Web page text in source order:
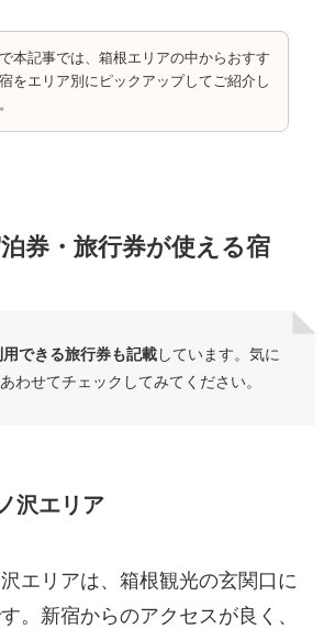
本記事では、箱根エリアの中からおすす
をエリア別にピックアップしてご紹介し
券・旅行券が使える宿
用できる旅行券も記載しています。気に
わせてチェックしてみてください。
沢エリア
エリアは、箱根観光の玄関口に
。新宿からのアクセスが良く、